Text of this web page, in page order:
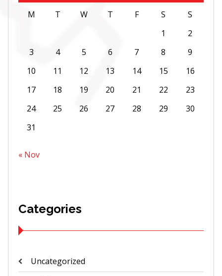
M
T W T F S
S
1
2
3
4 5 6 7 8
9
10
11 12 13 14 15
16
17
18 19 20 21 22
23
24
25 26 27 28 29
30
31
« Nov
Categories
Uncategorized